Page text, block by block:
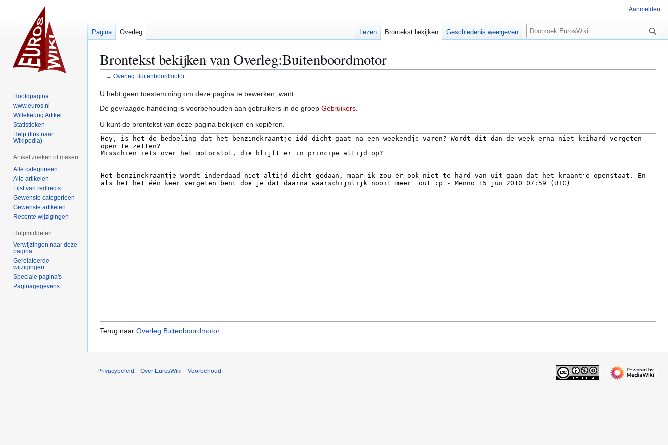
Brontekst bekijken van Overleg:Buitenboordmotor
← Overleg:Buitenboordmotor
Naar
navigatie
springen
Naar
zoeken
springen
U hebt geen toestemming om deze pagina te bewerken, want:
De gevraagde handeling is voorbehouden aan gebruikers in de groep Gebruikers
U kunt de brontekst van deze pagina bekijken en kopiëren.
Terug naar Overleg:Buitenboordmotor.
Aanmelden
Pagina Overleg Lezen Brontekst bekijken Geschiedenis weergeven
Z
o
e
Hoofdpagina
www.euros.nl
Willekeurig Artikel
Statistieken
Help (link naar
Wikipedia)
Artikel zoeken of maken
Alle categorieën
Alle artikelen
Lijst van redirects
Gewenste categorieën
Gewenste artikelen
Recente wijzigingen
Hulpmiddelen
Verwijzingen naar deze
pagina
Gerelateerde
wijzigingen
Speciale pagina's
Paginagegevens
Privacybeleid Over EurosWiki Voorbehoud